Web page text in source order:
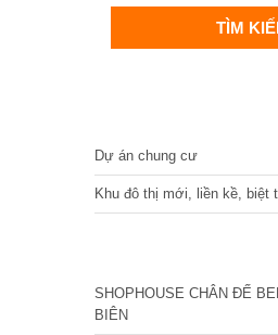
Dự án chung cư
Khu đô thị mới, liền kề, biệt
SHOPHOUSE CHÂN ĐẾ
BIÊN